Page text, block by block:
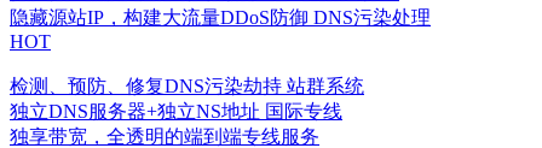
隐藏源站IP，构建大流量DDoS防御 DNS污染处理
HOT
检测、预防、修复DNS污染劫持 站群系统
独立DNS服务器+独立NS地址 国际专线
独享带宽，全透明的端到端专线服务